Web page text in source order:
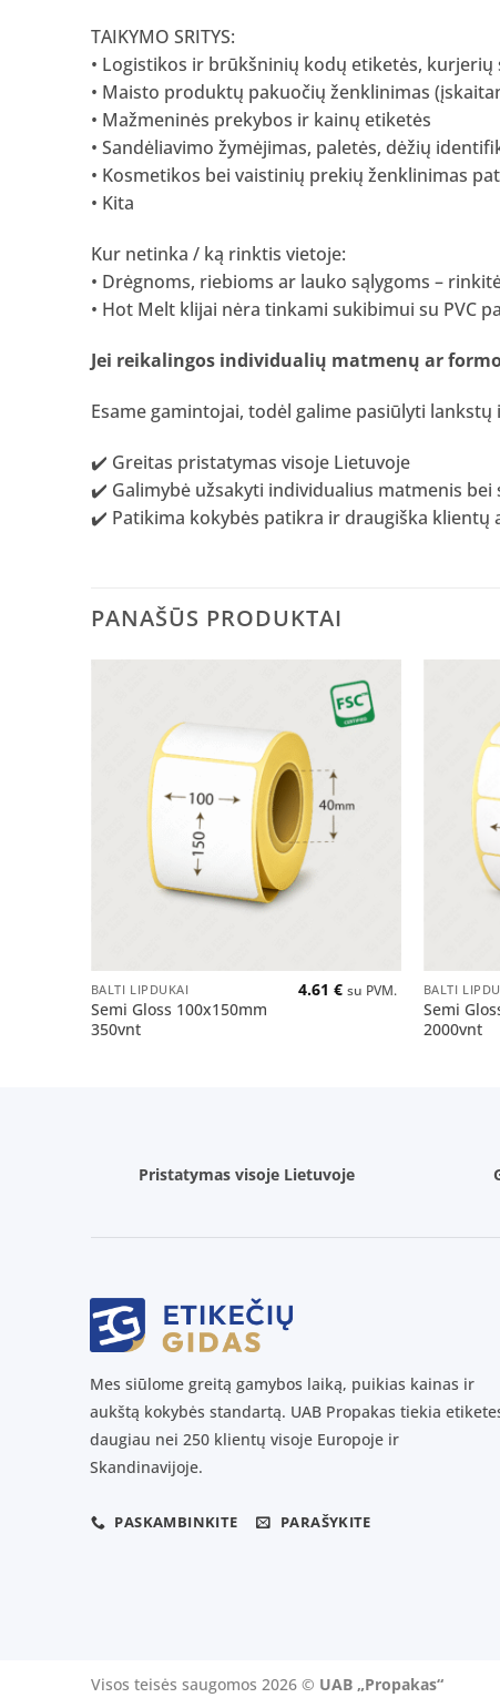
TAIKYMO SRITYS:
• Logistikos ir brūkšninių kodų etiketės,
• Maisto produktų pakuočių ženklinimas
• Mažmeninės prekybos ir kainų etiketės
• Sandėliavimo žymėjimas, paletės, dėžių
• Kosmetikos bei vaistinių prekių ženklinimas
• Kita
Kur netinka / ką rinktis vietoje:
• Drėgnoms, riebioms ar lauko sąlygoms –
• Hot Melt klijai nėra tinkami sukibimui su PVC
Jei reikalingos individualių matmenų ar
Esame gamintojai, todėl galime pasiūlyti
✔️ Greitas pristatymas visoje Lietuvoje
✔️ Galimybė užsakyti individualius matmenis bei
✔️ Patikima kokybės patikra ir draugiška klientų
PANAŠŪS PRODUKTAI
Pridėti
BALTI LIPDUKAI
Semi Gloss 100x150mm
350vnt
4.61€ su PVM. BALTI
Semi
2000vnt
Pristatymas visoje Lietuvoje
Mes siūlome greitą gamybos laiką, puikias kainas ir
aukštą kokybės standartą. UAB Propakas tiekia
daugiau nei 250 klientų visoje Europoje ir
Skandinavijoje.
PASKAMBINKITE PARAŠYKITE
Visos teisės saugomos 2026 © UAB „Propakas“